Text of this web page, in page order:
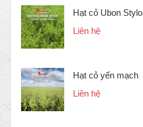
Hạt cỏ Ubon Stylo
Liên hệ
Hạt cỏ yến mạch
Liên hệ